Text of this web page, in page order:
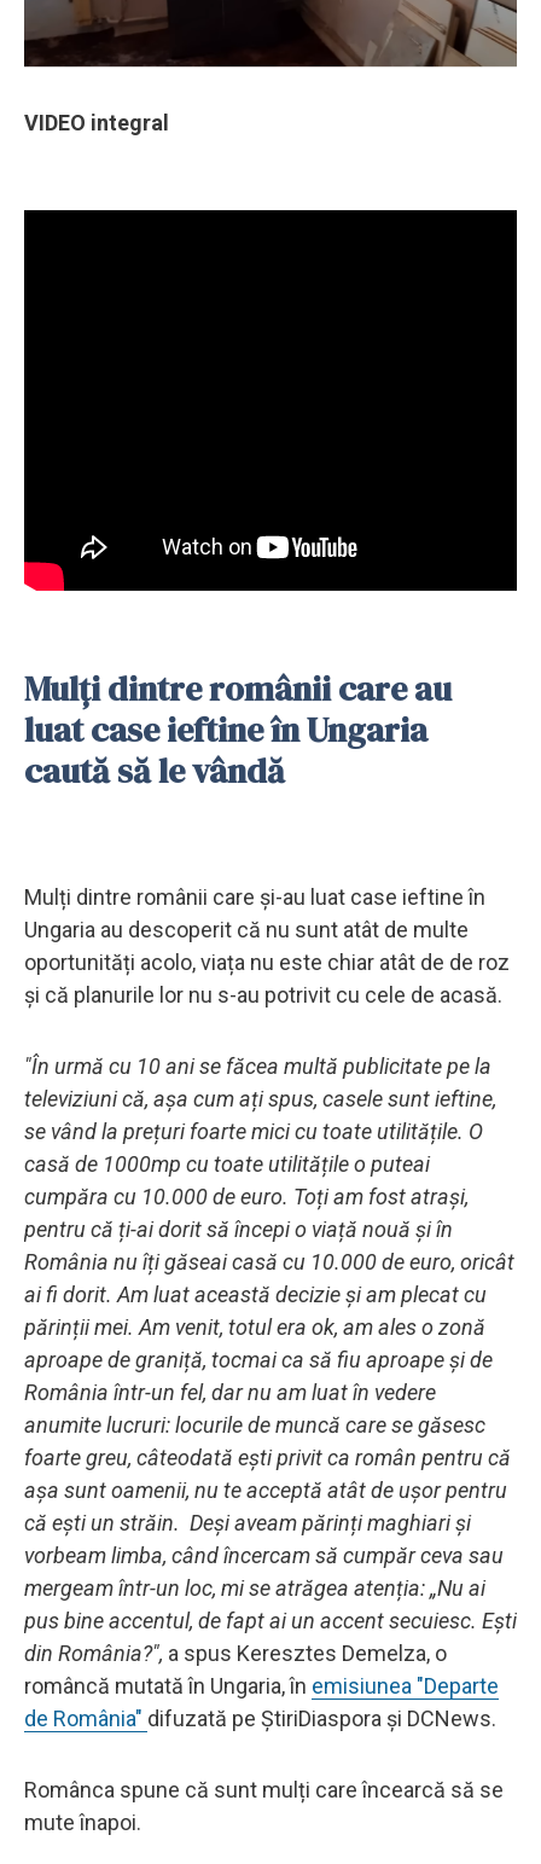
VIDEO integral
Mulți dintre românii care au
luat case ieftine în Ungaria
caută să le vândă
Mulți dintre românii care și-au luat case ieftine în
Ungaria au descoperit că nu sunt atât de multe
oportunități acolo, viața nu este chiar atât de de roz
și că planurile lor nu s-au potrivit cu cele de acasă.
"În urmă cu 10 ani se făcea multă publicitate pe la
televiziuni că, așa cum ați spus, casele sunt ieftine,
se vând la prețuri foarte mici cu toate utilitățile. O
casă de 1000mp cu toate utilitățile o puteai
cumpăra cu 10.000 de euro. Toți am fost atrași,
pentru că ți-ai dorit să începi o viață nouă și în
România nu îți găseai casă cu 10.000 de euro, oricât
ai fi dorit. Am luat această decizie și am plecat cu
părinții mei. Am venit, totul era ok, am ales o zonă
aproape de graniță, tocmai ca să fiu aproape și de
România într-un fel, dar nu am luat în vedere
anumite lucruri: locurile de muncă care se găsesc
foarte greu, câteodată ești privit ca român pentru că
așa sunt oamenii, nu te acceptă atât de ușor pentru
că ești un străin. Deși aveam părinți maghiari și
vorbeam limba, când încercam să cumpăr ceva sau
mergeam într-un loc, mi se atrăgea atenția: „Nu ai
pus bine accentul, de fapt ai un accent secuiesc. Ești
din România?", a spus Keresztes Demelza, o
româncă mutată în Ungaria, în emisiunea "Departe
de România" difuzată pe ȘtiriDiaspora și DCNews.
Românca spune că sunt mulți care încearcă să se
mute înapoi.